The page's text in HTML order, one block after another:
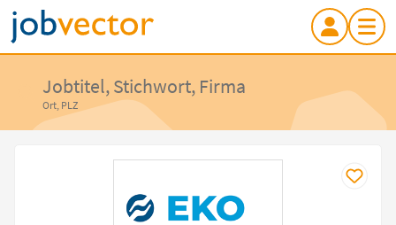
Jobtitel, Stichwort, Firma
Ort, PLZ